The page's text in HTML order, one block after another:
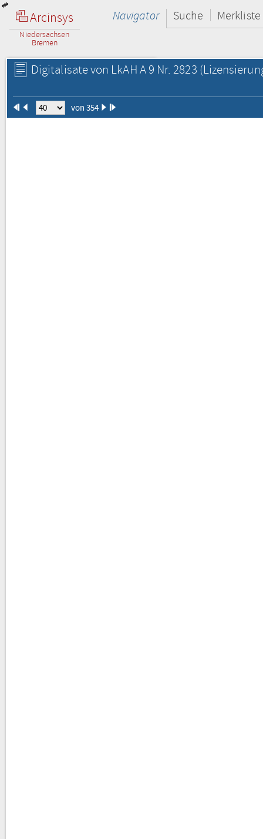
Arcinsys
Niedersachsen
Bremen
Navigator Suche Merkliste
Digitalisate von LkAH A 9 Nr. 2823
von 354